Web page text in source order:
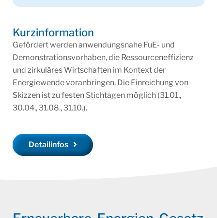
Kurzinformation
Gefördert werden anwendungsnahe FuE- und
Demonstrationsvorhaben, die Ressourceneffizienz
und zirkuläres Wirtschaften im Kontext der
Energiewende voranbringen. Die Einreichung von
Skizzen ist zu festen Stichtagen möglich (31.01.,
30.04., 31.08., 31.10.).
Detailinfos